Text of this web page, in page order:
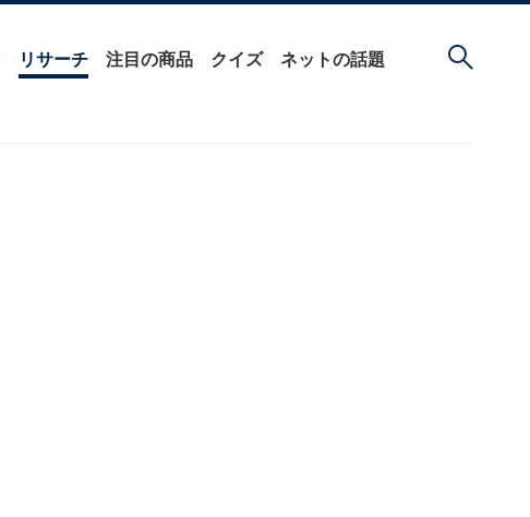
リサーチ 注目の商品 クイズ ネットの話題